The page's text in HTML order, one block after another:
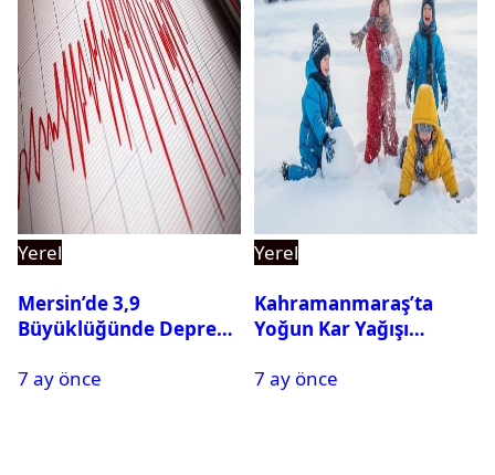
Yerel
Mersin’de 3,9
Büyüklüğünde Deprem
7 ay önce
Yerel
Kahramanmaraş’ta
Yoğun Kar Yağışı
Tatil
7 ay önce